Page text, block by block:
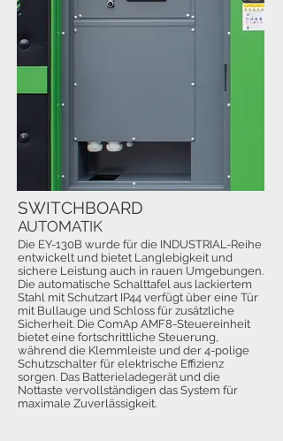
Die EY-130B wurde für die INDUSTRIAL-Reihe
entwickelt und bietet Langlebigkeit und
sichere Leistung auch in rauen Umgebungen.
Die automatische Schalttafel aus lackiertem
Stahl mit Schutzart IP44 verfügt über eine Tür
mit Bullauge und Schloss für zusätzliche
Sicherheit. Die ComAp AMF8-Steuereinheit
bietet eine fortschrittliche Steuerung,
während die Klemmleiste und der 4-polige
Schutzschalter für elektrische Effizienz
sorgen. Das Batterieladegerät und die
Nottaste vervollständigen das System für
maximale Zuverlässigkeit.
SWITCHBOARD
AUTOMATIK